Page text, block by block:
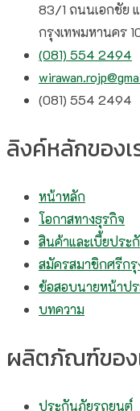
83/1 ถนนเอกชัย
กรุงเทพมหานคร
(081) 554 2494​
(081) 554 2494​
ลิงค์หลักของเ
หน้าหลัก
โอกาสทางธุรกิจ
สินค้าและเบี้ยประ
สมัครสมาชิกศรีกรุ
ข้อสอบนายหน้าป
บทความ
ผลิตภัณฑ์ของ
ประกันภัยรถยนต์